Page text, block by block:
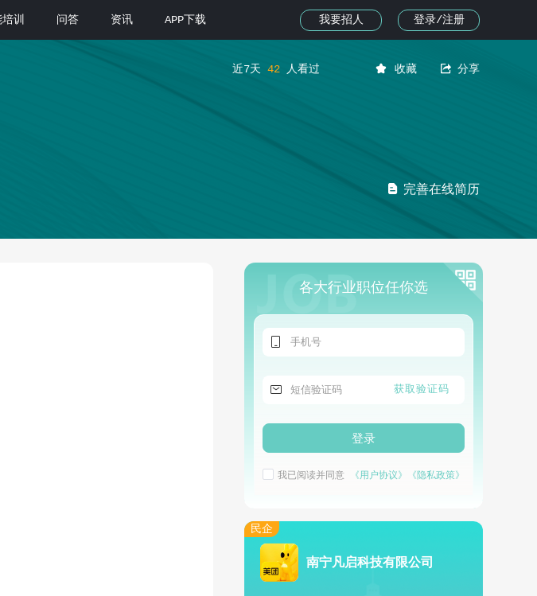
训 问答 资讯 APP下载 我要招人 登录/注册
近7天 42 人看过  收藏  分享
 完善在线简历
各大行业职位任你选

 获取验证码
登录
我已阅读并同意 《用户协议》 《隐私政策》
民企
南宁凡启科技有限公司